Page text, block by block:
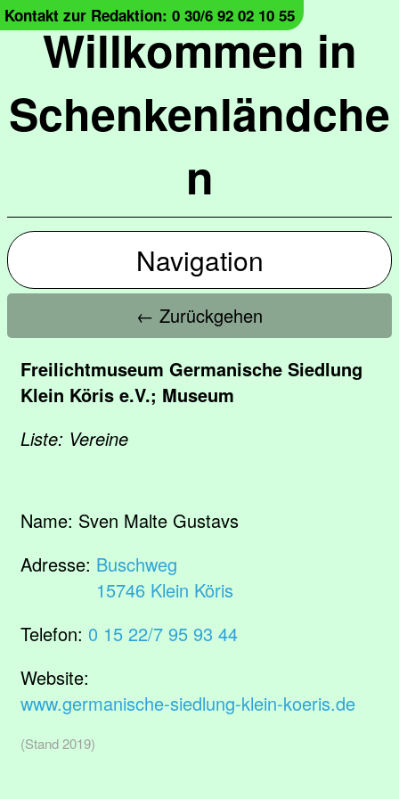
Willkommen in
Schenkenländche
n
Kontakt zur Redaktion: 0 30/6 92 02 10 55
Navigation
← Zurückgehen
Freilichtmuseum Germanische Siedlung
Klein Köris e.V.; Museum
Liste: Vereine
Name: Sven Malte Gustavs
Adresse: Buschweg
15746 Klein Köris
Telefon: 0 15 22/7 95 93 44
Website:
www.germanische-siedlung-klein-koeris.de
(Stand 2019)